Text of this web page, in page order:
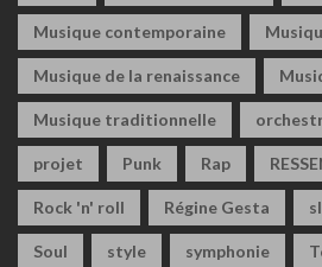
Musique contemporaine
Musique de la renaissance
Musique traditionnelle
projet Punk Rap
Rock 'n' roll Régine Gesta
Soul style symphonie